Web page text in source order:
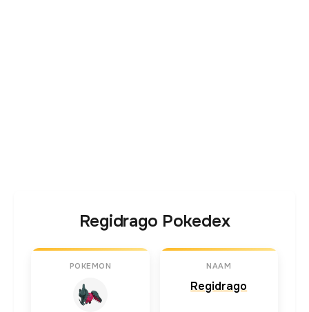
Regidrago Pokedex
POKEMON NAAM
Regidrago